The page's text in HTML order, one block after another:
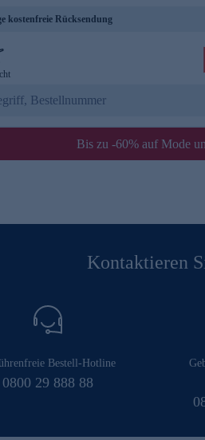
kostenfreie Rücksendung
Bis zu -60% auf Mode
Kontaktieren
Bestell-Hotline
0800 29 888 88